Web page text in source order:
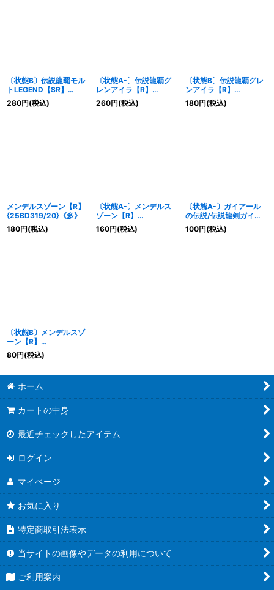
〔状態B〕伝説龍覇モル
トLEGEND【SR】
{25BD3SP4/SP8}
《多》
280円(税込)
〔状態A-〕伝説龍覇グ
レンアイラ【R】
{25BD320/20}《多》
260円(税込)
〔状態B〕伝説龍覇グレ
ンアイラ【R】
{25BD320/20}《多》
180円(税込)
メンデルスゾーン【R】
{25BD319/20}《多》
180円(税込)
〔状態A-〕メンデルス
ゾーン【R】
{25BD319/20}《多》
160円(税込)
〔状態A-〕ガイアール
の伝説/伝説龍剣ガイ
LEGEND【VIC】
{25BD36b/20/6a/20}
100円(税込)
〔状態B〕メンデルスゾ
ーン【R】
{25BD319/20}《多》
80円(税込)
ホーム
カートの中身
最近チェックしたアイテム
ログイン
マイページ
お気に入り
特定商取引法表示
当サイトの画像やデータの利用について
ご利用案内